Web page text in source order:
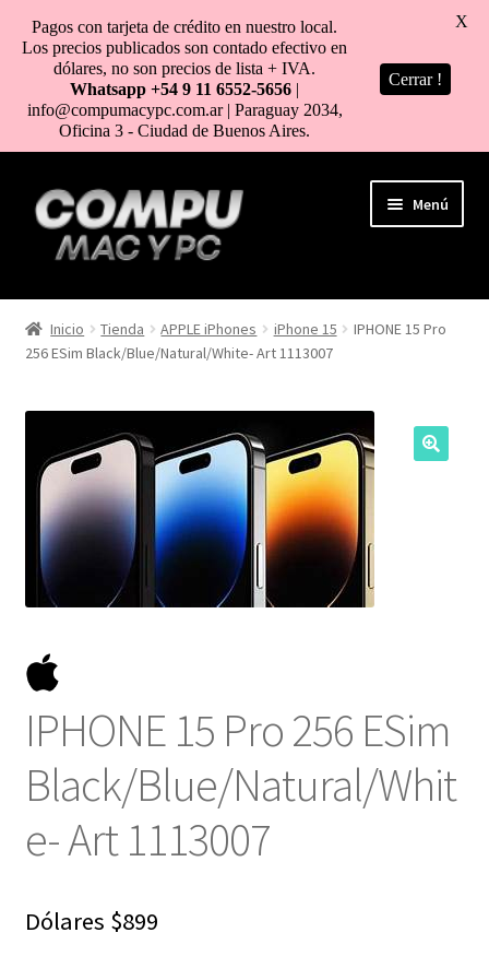
al
contenido
Menú
HOME
TIENDA
COMO COMPRAR
MI CUENTA
NOSOTROS
SERVICIOS
Inicio Tienda APPLE iPhones iPhone 15
IPHONE 15 Pro
256 ESim Black/Blue/Natural/White- Art 1113007
IPHONE 15 Pro 256 ESim
Black/Blue/Natural/Whit
e- Art 1113007
Dólares $899
Pagos con tarjeta de crédito en nuestro local.
Los precios publicados son contado efectivo en
dólares, no son precios de lista + IVA.
Whatsapp +54 9 11 6552-5656 |
info@compumacypc.com.ar | Paraguay 2034,
Oficina 3 - Ciudad de Buenos Aires.
Cerrar !
X